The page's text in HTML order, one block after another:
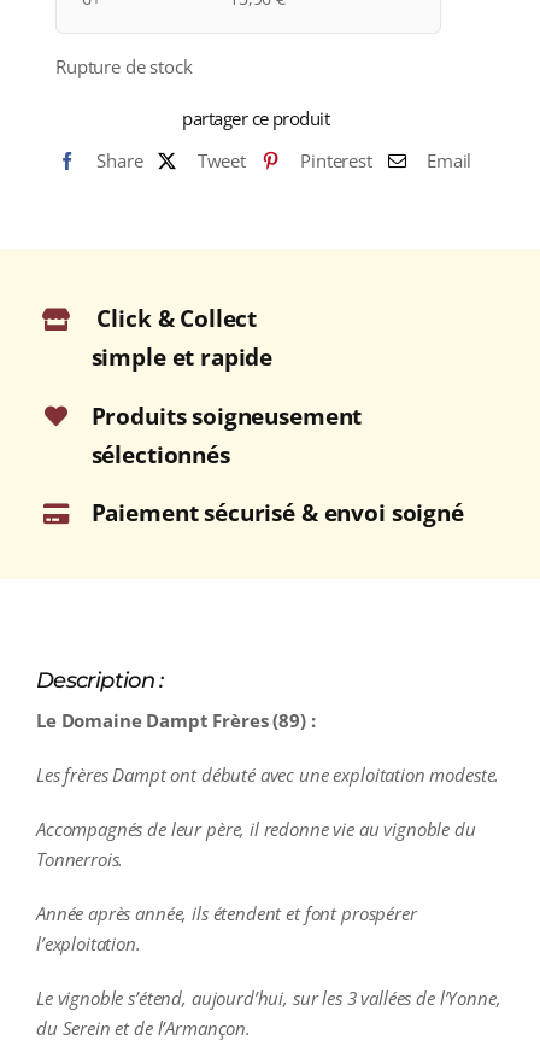
Rupture de stock
partager ce produit
Share
Tweet Pinterest Email
Click & Collect
simple et rapide
Produits soigneusement
sélectionnés
Paiement sécurisé & envoi soigné
Description :
Le Domaine Dampt Frères (89) :
Les frères Dampt ont débuté avec une exploitation modeste.
Accompagnés de leur père, il redonne vie au vignoble du
Tonnerrois.
Année après année, ils étendent et font prospérer
l’exploitation.
Le vignoble s’étend, aujourd’hui, sur les 3 vallées de l’Yonne,
du Serein et de l’Armançon.